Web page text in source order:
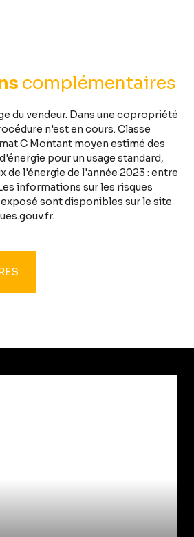
complémentaires
du vendeur. Dans une copropriété
n'est en cours. Classe
C Montant moyen estimé des
pour un usage standard,
de l'énergie de l'année 2023 : entre
informations sur les risques
sont disponibles sur le site